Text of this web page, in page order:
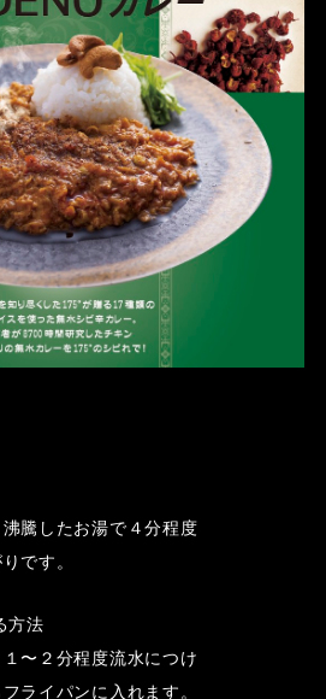
騰したお湯で４分程度
です。
方法
〜２分程度流水につけ
ライパンに入れます。